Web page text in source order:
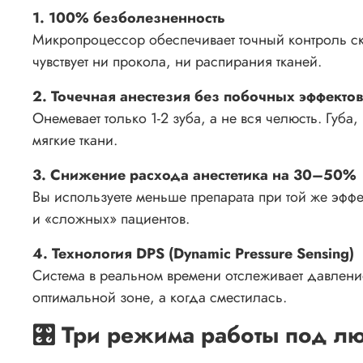
1. 100% безболезненность
Микропроцессор обеспечивает точный контроль
чувствует ни прокола, ни распирания тканей.
2. Точечная анестезия без побочных эффектов
Онемевает только 1-2 зуба, а не вся челюсть.
мягкие ткани.
3. Снижение расхода анестетика на 30–50%
Вы используете меньше препарата при той же
и «сложных» пациентов.
4. Технология DPS (Dynamic Pressure Sensing)
Система в реальном времени отслеживает
оптимальной зоне, а когда сместилась.
🎛️ Три режима работы под